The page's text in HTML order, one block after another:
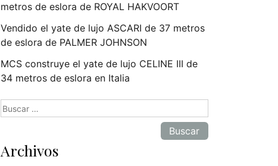
metros de eslora de ROYAL HAKVOORT
Vendido el yate de lujo ASCARI de 37 metros
de eslora de PALMER JOHNSON
MCS construye el yate de lujo CELINE III de
34 metros de eslora en Italia
Buscar:
Archivos